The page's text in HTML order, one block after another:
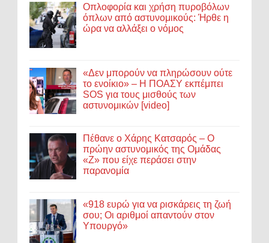
Οπλοφορία και χρήση πυροβόλων
όπλων από αστυνομικούς: Ήρθε η
ώρα να αλλάξει ο νόμος
«Δεν μπορούν να πληρώσουν ούτε
το ενοίκιο» – Η ΠΟΑΣΥ εκπέμπει
SOS για τους μισθούς των
αστυνομικών [video]
Πέθανε ο Χάρης Κατσαρός – Ο
πρώην αστυνομικός της Ομάδας
«Ζ» που είχε περάσει στην
παρανομία
«918 ευρώ για να ρισκάρεις τη ζωή
σου; Οι αριθμοί απαντούν στον
Υπουργό»